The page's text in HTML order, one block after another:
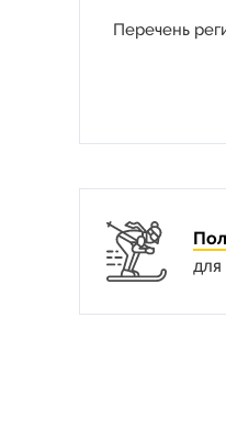
Перечень